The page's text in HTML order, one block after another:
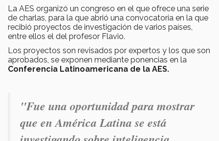
La AES organizó un congreso en el que ofrece una serie
de charlas, para la que abrió una convocatoria en la que
recibió proyectos de investigación de varios países,
entre ellos el del profesor Flavio.
Los proyectos son revisados por expertos y los que son
aprobados, se exponen mediante ponencias en la
Conferencia Latinoamericana de la AES.
"Fue una oportunidad para mostrar
que en América Latina se está